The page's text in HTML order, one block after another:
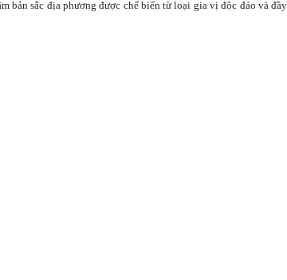
bản sắc địa phương được chế biến từ loại gia vị độc đáo và